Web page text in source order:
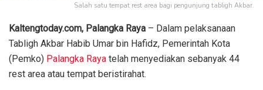
Salah satu tempat rest area bagi pengunjung tabligh Akbar.
Kaltengtoday.com, Palangka Raya – Dalam pelaksanaan
Tabligh Akbar Habib Umar bin Hafidz, Pemerintah Kota
(Pemko) Palangka Raya telah menyediakan sebanyak 44
rest area atau tempat beristirahat.